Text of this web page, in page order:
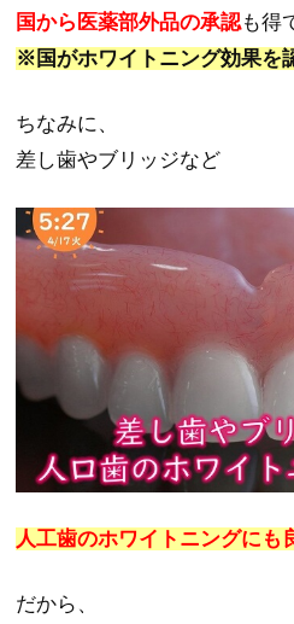
国から医薬部外品の承認も得
※国がホワイトニング効果を
ちなみに、
差し歯やブリッジなど
人工歯のホワイトニングにも
だから、